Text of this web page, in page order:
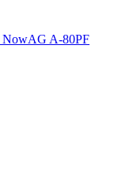
NowAG A-80PF